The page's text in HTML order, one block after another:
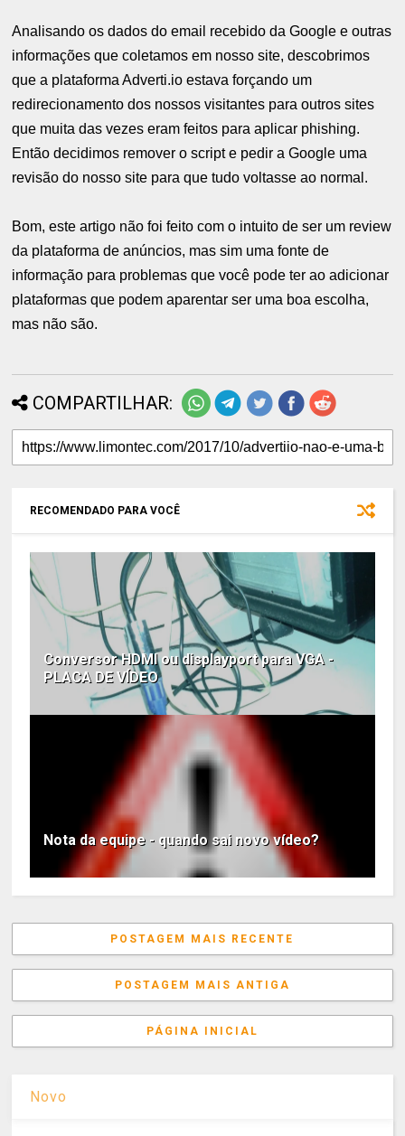
Analisando os dados do email recebido da Google e outras
informações que coletamos em nosso site, descobrimos
que a plataforma Adverti.io estava forçando um
redirecionamento dos nossos visitantes para outros sites
que muita das vezes eram feitos para aplicar phishing.
Então decidimos remover o script e pedir a Google uma
revisão do nosso site para que tudo voltasse ao normal.
Bom, este artigo não foi feito com o intuito de ser um review
da plataforma de anúncios, mas sim uma fonte de
informação para problemas que você pode ter ao adicionar
plataformas que podem aparentar ser uma boa escolha,
mas não são.
COMPARTILHAR:
RECOMENDADO PARA VOCÊ
Conversor HDMI ou displayport para VGA -
PLACA DE VÍDEO
Nota da equipe - quando sai novo vídeo?
POSTAGEM MAIS RECENTE
POSTAGEM MAIS ANTIGA
PÁGINA INICIAL
Novo